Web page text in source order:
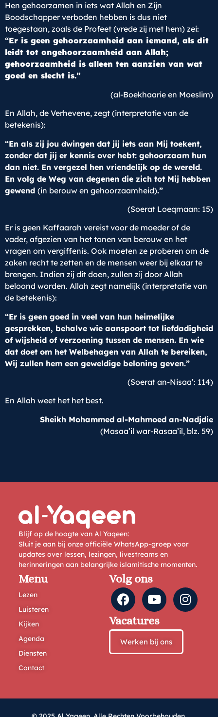
Hen gehoorzamen in iets wat Allah en Zijn
Boodschapper verboden hebben is dus niet
toegestaan, zoals de Profeet (vrede zij met hem) zei:
“Er is geen gehoorzaamheid aan iemand, als dit
leidt tot ongehoorzaamheid aan Allah;
gehoorzaamheid is alleen ten aanzien van wat
goed en slecht is.”
(al-Boekhaarie en Moeslim)
En Allah, de Verhevene, zegt (interpretatie van de
betekenis):
“En als zij jou dwingen dat jij iets aan Mij toekent,
zonder dat jij er kennis over hebt: gehoorzaam hun
dan niet. En vergezel hen vriendelijk op de wereld.
En volg de Weg van degenen die zich tot Mij hebben
gewend (in berouw en gehoorzaamheid).”
(Soerat Loeqmaan: 15)
Er is geen Kaffaarah vereist voor de moeder of de
vader, afgezien van het tonen van berouw en het
vragen om vergiffenis. Ook moeten ze proberen om de
zaken recht te zetten en de mensen weer bij elkaar te
brengen. Indien zij dit doen, zullen zij door Allah
beloond worden. Allah zegt namelijk (interpretatie van
de betekenis):
“Er is geen goed in veel van hun heimelijke
gesprekken, behalve wie aanspoort tot liefdadigheid
of wijsheid of verzoening tussen de mensen. En wie
dat doet om het Welbehagen van Allah te bereiken,
Wij zullen hem een geweldige beloning geven.”
(Soerat an-Nisaa’: 114)
En Allah weet het het best.
Sheikh Mohammed al-Mahmoed an-Nadjdie
(Masaa’il war-Rasaa’il, blz. 59)
Blijf op de hoogte van Al Yaqeen:
Sluit je aan bij onze officiële WhatsApp-groep voor
updates over lessen, lezingen, livestreams en
herinneringen aan belangrijke islamitische momenten.
Menu
Lezen
Luisteren
Kijken
Agenda
Diensten
Contact
Volg ons
Vacatures
Werken bij ons